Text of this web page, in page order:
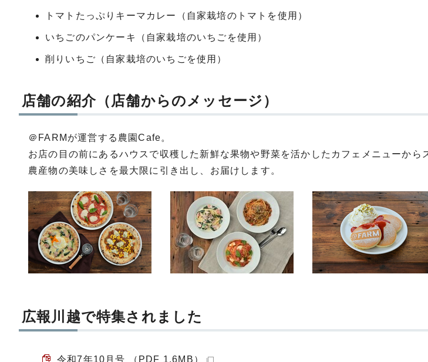
トマトたっぷりキーマカレー（自家栽培のトマトを使用）
いちごのパンケーキ（自家栽培のいちごを使用）
削りいちご（自家栽培のいちごを使用）
店舗の紹介（店舗からのメッセージ）
＠FARMが運営する農園Cafe。
お店の目の前にあるハウスで収穫した新鮮な果物や野菜を活かしたカフェメニューから
農産物の美味しさを最大限に引き出し、お届けします。
広報川越で特集されました
令和7年10月号 （PDF 1.6MB）